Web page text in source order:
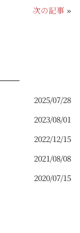
次の記事 »
2025/07/28
2023/08/01
2022/12/15
2021/08/08
2020/07/15